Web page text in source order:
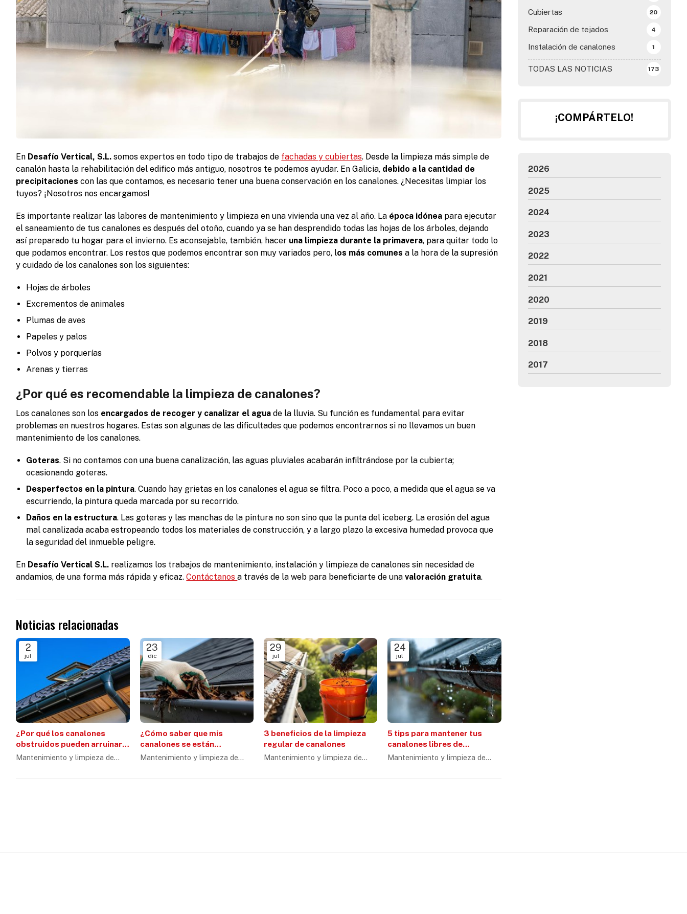
TODAS LAS NOTICIAS 173
Cubiertas 20
Reparación de tejados 4
Instalación de canalones 1
En Desafío Vertical, S.L.somos expertos en todo tipo de trabajos de fachadas y cubiertas. Desde la limpieza más simple de
canalón hasta la rehabilitación del edifico más antiguo, nosotros te podemos ayudar. En Galicia, debido a la cantidad de
precipitaciones con las que contamos, es necesario tener una buena conservación en los canalones. ¿Necesitas limpiar los
tuyos? ¡Nosotros nos encargamos!
Es importante realizar las labores de mantenimiento y limpieza en una vivienda una vez al año. La época idónea para ejecutar
el saneamiento de tus canalones es después del otoño, cuando ya se han desprendido todas las hojas de los árboles, dejando
así preparado tu hogar para el invierno. Es aconsejable, también, hacer una limpieza durante la primavera, para quitar todo lo
que podamos encontrar. Los restos que podemos encontrar son muy variados pero, los más comunes a la hora de la supresión
y cuidado de los canalones son los siguientes:
Hojas de árboles
Excrementos de animales
Plumas de aves
Papeles y palos
Polvos y porquerías
Arenas y tierras
¿Por qué es recomendable la limpieza de canalones?
Los canalones son los encargados de recoger y canalizar el agua de la lluvia. Su función es fundamental para evitar
problemas en nuestros hogares. Estas son algunas de las dificultades que podemos encontrarnos si no llevamos un buen
mantenimiento de los canalones.
Goteras. Si no contamos con una buena canalización, las aguas pluviales acabarán infiltrándose por la cubierta;
ocasionando goteras.
Desperfectos en la pintura. Cuando hay grietas en los canalones el agua se filtra. Poco a poco, a medida que el agua se va
escurriendo, la pintura queda marcada por su recorrido.
Daños en la estructura. Las goteras y las manchas de la pintura no son sino que la punta del iceberg. La erosión del agua
mal canalizada acaba estropeando todos los materiales de construcción, y a largo plazo la excesiva humedad provoca que
la seguridad del inmueble peligre.
En Desafío Vertical S.L. realizamos los trabajos de mantenimiento, instalación y limpieza de canalones sin necesidad de
andamios, de una forma más rápida y eficaz.Contáctanosa través de la web para beneficiarte de unavaloración gratuita.
Noticias relacionadas
2
jul
¿Por qué los canalones
obstruidos pueden arruinar
la fachada de tu edificio?
Mantenimiento y limpieza de
23
dic
¿Cómo saber que mis
canalones se están
obstruyendo?
Mantenimiento y limpieza de
29
jul
3 beneficios de la limpieza
regular de canalones
Mantenimiento y limpieza de
24
jul
5 tips para mantener tus
canalones libres de
obstrucciones
Mantenimiento y limpieza de
¡COMPÁRTELO!
2026
2025
2024
2023
2022
2021
2020
2019
2018
2017